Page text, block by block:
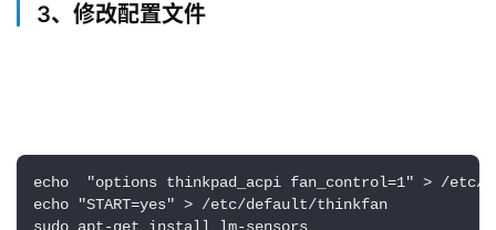
3、修改配置文件
echo  "options thinkpad_acpi fan_control=1" > /etc/
echo "START=yes" > /etc/default/thinkfan